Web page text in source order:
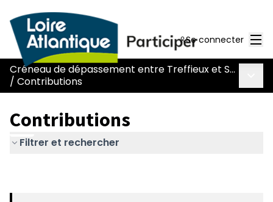
Se connecter
Créneau de dépassement entre Treffieux et Saint-Vincent-des-Landes
/ Contributions
Contributions
Filtrer et rechercher